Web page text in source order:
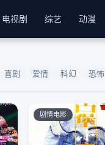
电视剧 综艺 动漫
喜剧 爱情 科幻 恐怖
剧情电影